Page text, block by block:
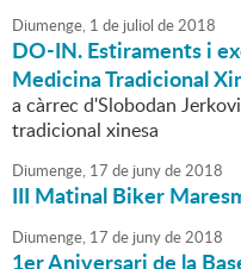
Diumenge, 1 de juliol de2018
DO-IN. Estiraments i
Medicina Tradicional
a càrrec d'Slobodan
tradicional xinesa
Diumenge, 17 de junyde2018
III Matinal Biker
Diumenge, 17 de junyde2018
1er Aniversari de la